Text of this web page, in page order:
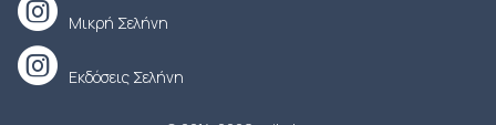
Μικρή Σελήνη
Εκδόσεις Σελήνη